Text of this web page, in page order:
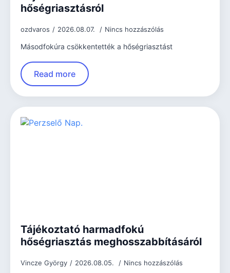
hőségriasztásról
ozdvaros 2026.08.07. Nincs hozzászólás
Másodfokúra csökkentették a hőségriasztást
Read more
Tájékoztató harmadfokú
hőségriasztás meghosszabbításáról
Vincze György 2026.08.05. Nincs hozzászólás